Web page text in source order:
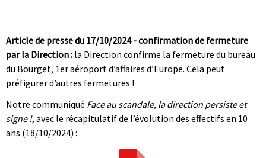
Article de presse du 17/10/2024 - confirmation de fermeture
par la Direction : la Direction confirme la fermeture du bureau
du Bourget, 1er aéroport d’affaires d’Europe. Cela peut
préfigurer d’autres fermetures !
Notre communiqué Face au scandale, la direction persiste et
signe !, avec le récapitulatif de l’évolution des effectifs en 10
ans (18/10/2024) :